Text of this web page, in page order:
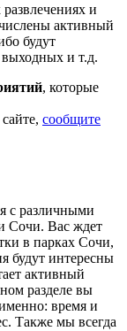
и
активный
будут
выходных и т.д.
, которые
сообщите
с различными
Сочи. Вас ждет
в парках Сочи,
будут интересны
активный
разделе вы
время и
Также мы всегда